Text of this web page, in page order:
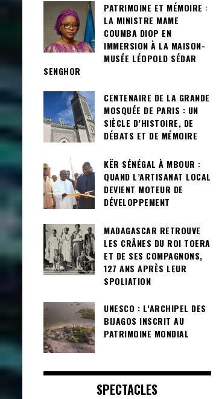
PATRIMOINE ET MÉMOIRE :
LA MINISTRE MAME
COUMBA DIOP EN
IMMERSION À LA MAISON-
MUSÉE LÉOPOLD SÉDAR
SENGHOR
CENTENAIRE DE LA GRANDE
MOSQUÉE DE PARIS : UN
SIÈCLE D’HISTOIRE, DE
DÉBATS ET DE MÉMOIRE
KËR SÉNÉGAL À MBOUR :
QUAND L’ARTISANAT LOCAL
DEVIENT MOTEUR DE
DÉVELOPPEMENT
MADAGASCAR RETROUVE
LES CRÂNES DU ROI TOERA
ET DE SES COMPAGNONS,
127 ANS APRÈS LEUR
SPOLIATION
UNESCO : L’ARCHIPEL DES
BIJAGOS INSCRIT AU
PATRIMOINE MONDIAL
SPECTACLES